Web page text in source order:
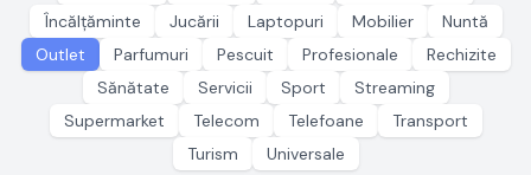
Încălțăminte
Jucării Laptopuri Mobilier
Nuntă
Outlet
Parfumuri Pescuit Profesionale
Rechizite
Sănătate
Servicii Sport
Streaming
Supermarket
Telecom Telefoane
Transport
Turism
Universale